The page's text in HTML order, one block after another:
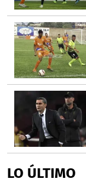
LO ÚLTIMO